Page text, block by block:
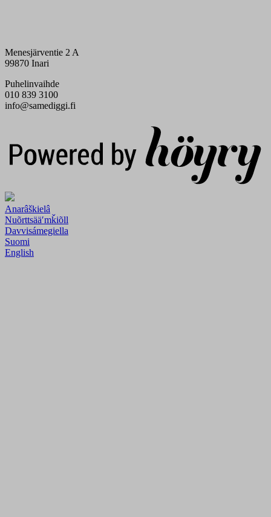
Menesjärventie 2 A
99870 Inari
Puhelinvaihde
010 839 3100
info@samediggi.fi
Anarâškielâ
Nuõrttsääʹmǩiõll
Davvisámegiella
Suomi
English